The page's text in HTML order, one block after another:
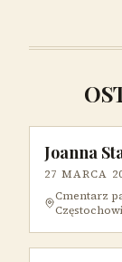
Joanna
27 MARCA
Cmentarz